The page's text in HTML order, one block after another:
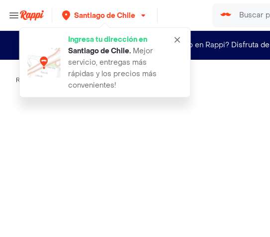
Santiago de Chile
Ingresa tu dirección en
Santiago de Chile. Mejor
servicio, entregas más
rápidas y los precios más
convenientes!
¿Nuevo en Rappi? Disfruta de
Rappi wow color cubre raiz root cover up